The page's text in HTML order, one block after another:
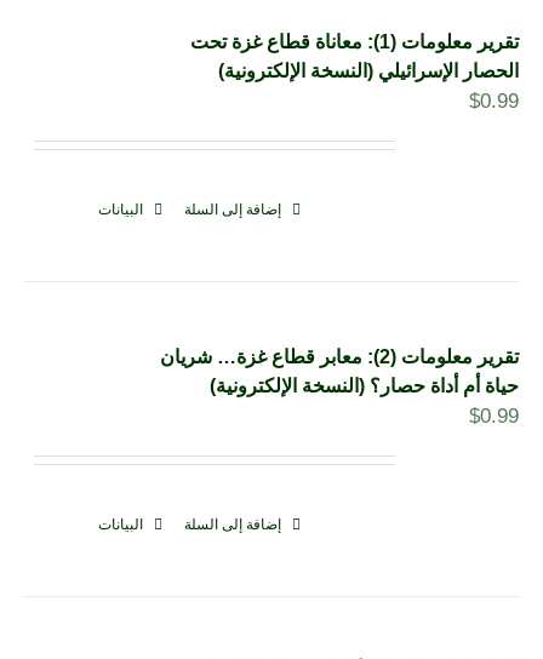
تقرير معلومات (1): معاناة قطاع غزة تحت
الحصار الإسرائيلي (النسخة الإلكترونية)
$0.99
إضافة إلى السلة البيانات
تقرير معلومات (2): معابر قطاع غزة… شريان
حياة أم أداة حصار؟ (النسخة الإلكترونية)
$0.99
إضافة إلى السلة البيانات